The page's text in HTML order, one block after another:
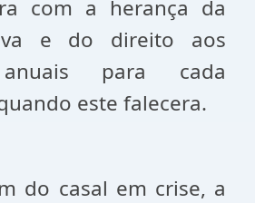
com a herança da
e do direito aos
para cada
este falecera.
do casal em crise, a